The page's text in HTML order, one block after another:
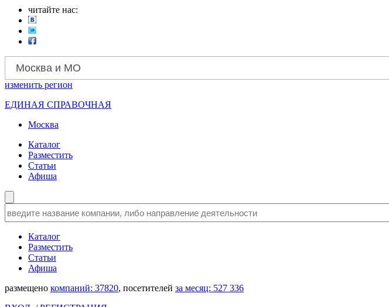
читайте нас:
Москва и МО
изменить регион
ЕДИНАЯ СПРАВОЧНАЯ
Москва
Каталог
Разместить
Статьи
Афиша
Каталог
Разместить
Статьи
Афиша
размещено компаний: 37820, посетителей за месяц: 527 336